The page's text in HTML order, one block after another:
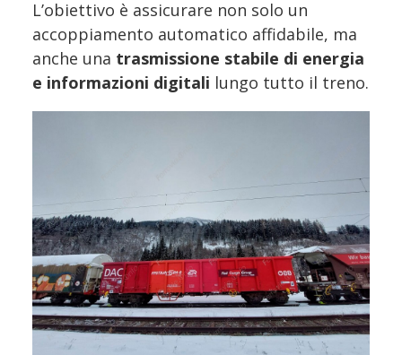
L’obiettivo è assicurare non solo un
accoppiamento automatico affidabile, ma
anche una trasmissione stabile di energia
e informazioni digitali lungo tutto il treno.